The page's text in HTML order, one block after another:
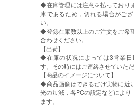
◆在庫管理には注意を払っており
庫であるため，切れる場合がご
い。
◆登録在庫数以上のご注文をご希
合わせください。
【出荷】
◆在庫の状况によっては3営業日
す。その時にはご連絡させていただ
【商品のイメージについて】
◆商品画像はできるだけ実物に近
光の加減，各PCの設定などにより
ます。